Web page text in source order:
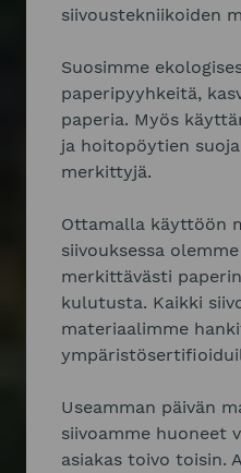
siivoustekniikoiden
Suosimme
paperipyyhkeitä,
paperia. Myös
ja hoitopöytien
merkittyjä.
Ottamalla käyttöön
siivouksessa
merkittävästi
kulutusta. Kaikki
materiaalimme
Useamman päivän
siivoamme huoneet
asiakas toivo toisin.